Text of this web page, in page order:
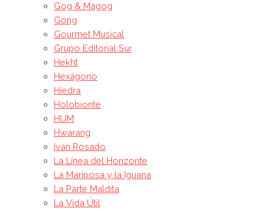
Gog & Magog
Gong
Gourmet Musical
Grupo Editorial Sur
Hekht
Hexágono
Hiedra
Holobionte
HUM
Hwarang
Ivan Rosado
La Línea del Horizonte
La Mariposa y la Iguana
La Parte Maldita
La Vida Útil